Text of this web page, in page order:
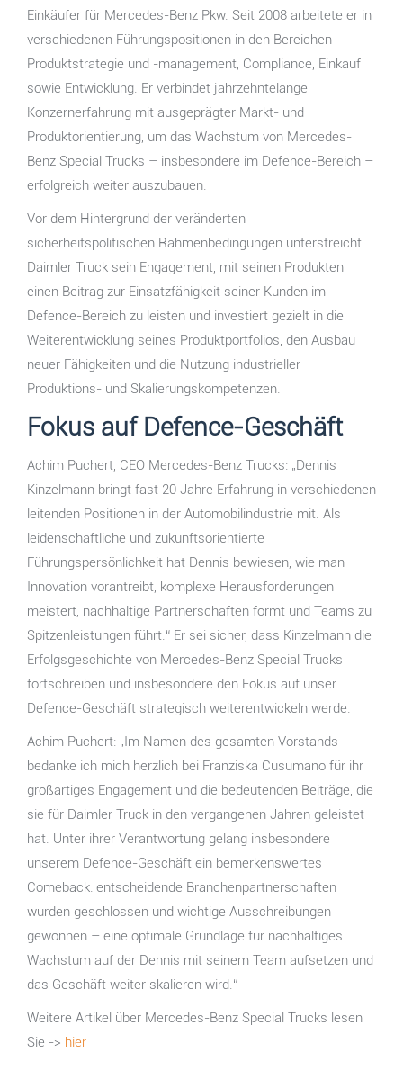
Einkäufer für Mercedes-Benz Pkw. Seit 2008 arbeitete er in
verschiedenen Führungspositionen in den Bereichen
Produktstrategie und -management, Compliance, Einkauf
sowie Entwicklung. Er verbindet jahrzehntelange
Konzernerfahrung mit ausgeprägter Markt- und
Produktorientierung, um das Wachstum von Mercedes-
Benz Special Trucks – insbesondere im Defence-Bereich –
erfolgreich weiter auszubauen.
Vor dem Hintergrund der veränderten
sicherheitspolitischen Rahmenbedingungen unterstreicht
Daimler Truck sein Engagement, mit seinen Produkten
einen Beitrag zur Einsatzfähigkeit seiner Kunden im
Defence-Bereich zu leisten und investiert gezielt in die
Weiterentwicklung seines Produktportfolios, den Ausbau
neuer Fähigkeiten und die Nutzung industrieller
Produktions- und Skalierungskompetenzen.
Fokus auf Defence-Geschäft
Achim Puchert, CEO Mercedes-Benz Trucks: „Dennis
Kinzelmann bringt fast 20 Jahre Erfahrung in verschiedenen
leitenden Positionen in der Automobilindustrie mit. Als
leidenschaftliche und zukunftsorientierte
Führungspersönlichkeit hat Dennis bewiesen, wie man
Innovation vorantreibt, komplexe Herausforderungen
meistert, nachhaltige Partnerschaften formt und Teams zu
Spitzenleistungen führt.“ Er sei sicher, dass Kinzelmann die
Erfolgsgeschichte von Mercedes-Benz Special Trucks
fortschreiben und insbesondere den Fokus auf unser
Defence-Geschäft strategisch weiterentwickeln werde.
Achim Puchert: „Im Namen des gesamten Vorstands
bedanke ich mich herzlich bei Franziska Cusumano für ihr
großartiges Engagement und die bedeutenden Beiträge, die
sie für Daimler Truck in den vergangenen Jahren geleistet
hat. Unter ihrer Verantwortung gelang insbesondere
unserem Defence-Geschäft ein bemerkenswertes
Comeback: entscheidende Branchenpartnerschaften
wurden geschlossen und wichtige Ausschreibungen
gewonnen – eine optimale Grundlage für nachhaltiges
Wachstum auf der Dennis mit seinem Team aufsetzen und
das Geschäft weiter skalieren wird.“
Weitere Artikel über Mercedes-Benz Special Trucks lesen
Sie -> hier